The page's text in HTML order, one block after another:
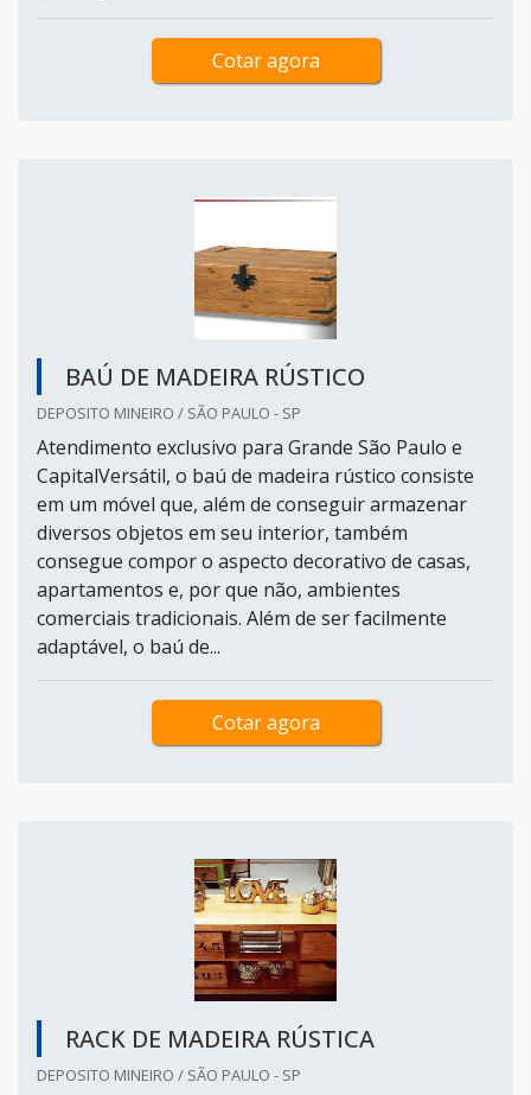
Cotar agora
BAÚ DE MADEIRA RÚSTICO
DEPOSITO MINEIRO / SÃO PAULO - SP
Atendimento exclusivo para Grande São Paulo e
CapitalVersátil, o baú de madeira rústico consiste
em um móvel que, além de conseguir armazenar
diversos objetos em seu interior, também
consegue compor o aspecto decorativo de casas,
apartamentos e, por que não, ambientes
comerciais tradicionais. Além de ser facilmente
adaptável, o baú de...
Cotar agora
RACK DE MADEIRA RÚSTICA
DEPOSITO MINEIRO / SÃO PAULO - SP